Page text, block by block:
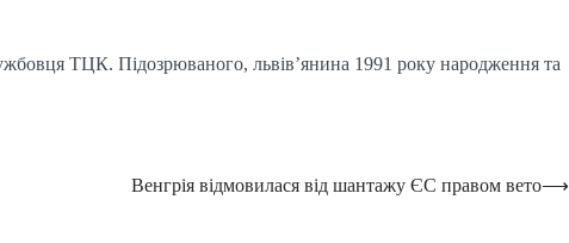
ТЦК. Підозрюваного, львів’янина 1991 року народження та
Венгрія відмовилася від шантажу ЄС правом вето⟶